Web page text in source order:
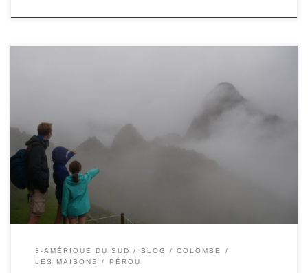
11/05/2019 – Colombe. Comme les plus grands explorateurs, nous
partons aujourd’hui découvrir la plus célèbre cité inca : Le Machu
Picchu. Mais avant cela laissez-moi vous donner quelques infos
importantes que j’ai recherchées dans les guides, sur internet, ou
que j’ai apprises lors de nos visites. Comment, quand, qui et […]
3-AMÉRIQUE DU SUD BLOG
COLOMBE
LES MAISONS
PÉROU